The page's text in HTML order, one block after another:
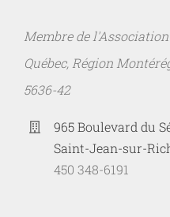
Membre de
Québec, Région
5636-42
965 Boulevard du
Saint-Jean-sur-
450 348-6191